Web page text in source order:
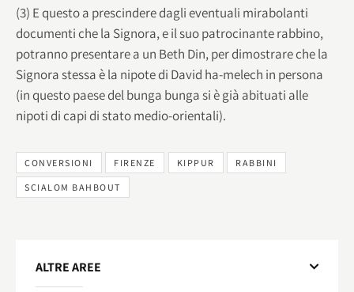
(3) E questo a prescindere dagli eventuali mirabolanti
documenti che la Signora, e il suo patrocinante rabbino,
potranno presentare a un Beth Din, per dimostrare che la
Signora stessa è la nipote di David ha-melech in persona
(in questo paese del bunga bunga si è già abituati alle
nipoti di capi di stato medio-orientali).
CONVERSIONI FIRENZE KIPPUR RABBINI
SCIALOM BAHBOUT
ALTRE AREE